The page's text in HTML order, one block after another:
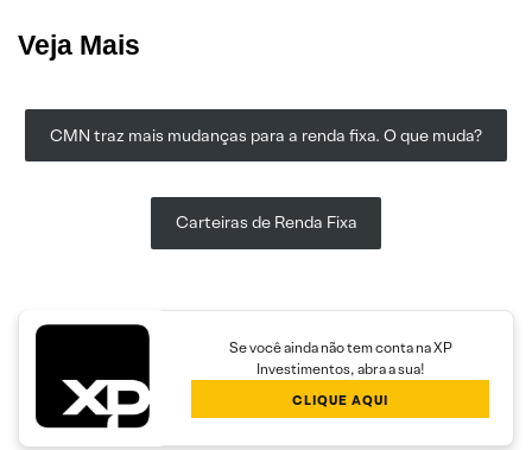
Veja Mais
CMN traz mais mudanças para a renda fixa. O que muda?
Carteiras de Renda Fixa
Se você ainda não tem conta na XP
Investimentos, abra a sua!
CLIQUE AQUI